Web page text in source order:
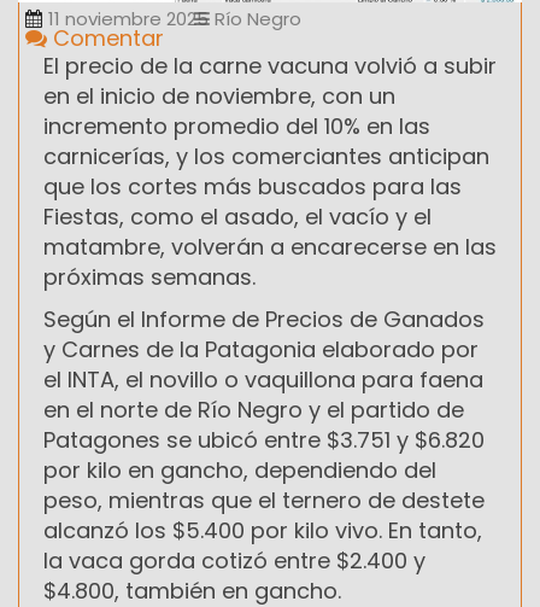
11 noviembre 2025 Río Negro
Comentar
El precio de la carne vacuna volvió a subir
en el inicio de noviembre, con un
incremento promedio del 10% en las
carnicerías, y los comerciantes anticipan
que los cortes más buscados para las
Fiestas, como el asado, el vacío y el
matambre, volverán a encarecerse en las
próximas semanas.
Según el Informe de Precios de Ganados
y Carnes de la Patagonia elaborado por
el INTA, el novillo o vaquillona para faena
en el norte de Río Negro y el partido de
Patagones se ubicó entre $3.751 y $6.820
por kilo en gancho, dependiendo del
peso, mientras que el ternero de destete
alcanzó los $5.400 por kilo vivo. En tanto,
la vaca gorda cotizó entre $2.400 y
$4.800, también en gancho.